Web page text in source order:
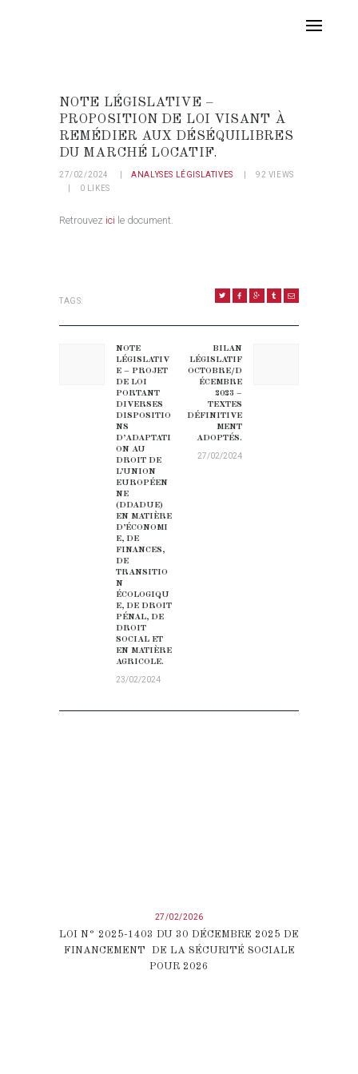
NOTE LÉGISLATIVE –
PROPOSITION DE LOI VISANT À
REMÉDIER AUX DÉSÉQUILIBRES
DU MARCHÉ LOCATIF.
27/02/2024 ANALYSES LÉGISLATIVES 92 VIEWS
0
LIKES
Retrouvez ici le document.
TAGS:
Previous post:
NOTE
LÉGISLATIV
E – PROJET
DE LOI
PORTANT
DIVERSES
DISPOSITIO
NS
D’ADAPTATI
ON AU
DROIT DE
L’UNION
EUROPÉEN
NE
(DDADUE)
EN MATIÈRE
D’ÉCONOMI
E, DE
FINANCES,
DE
TRANSITIO
N
ÉCOLOGIQU
E, DE DROIT
PÉNAL, DE
DROIT
SOCIAL ET
EN MATIÈRE
AGRICOLE.
23/02/2024
BILAN
LÉGISLATIF
OCTOBRE/D
ÉCEMBRE
2023 –
TEXTES
DÉFINITIVE
MENT
ADOPTÉS.
27/02/2024
27/02/2026
LOI N° 2025-1403 DU 30 DÉCEMBRE 2025 DE
FINANCEMENT DE LA SÉCURITÉ SOCIALE
POUR 2026